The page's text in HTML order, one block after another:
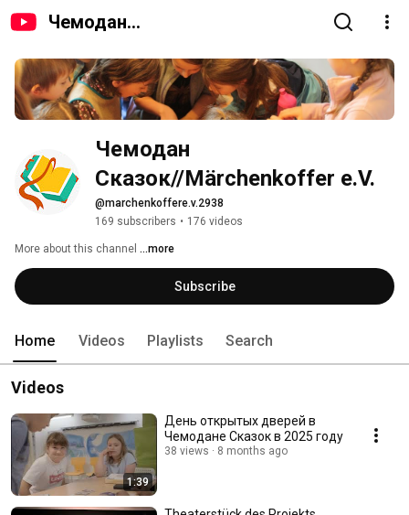
Чемодан
Чемодан
Сказок//Märchenkoffer e.V.
@marchenkoffere.v.2938
169 subscribers • 176 videos
More about this channel ...more
Subscribe
Home Videos Playlists Search
Videos
1:39
День открытых дверей в
Чемодане Сказок в 2025 году
38 views 8 months ago